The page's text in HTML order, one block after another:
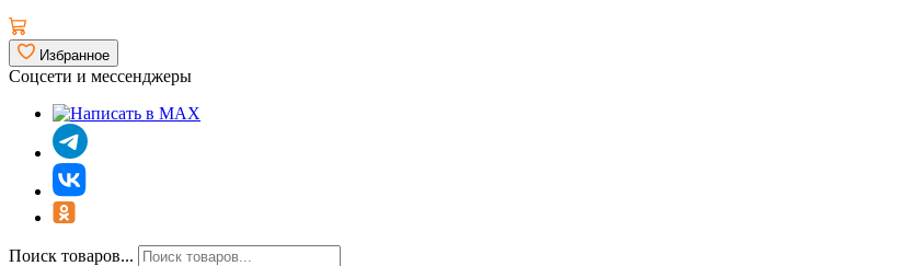
Избранное
Соцсети и мессенджеры
Поиск товаров...